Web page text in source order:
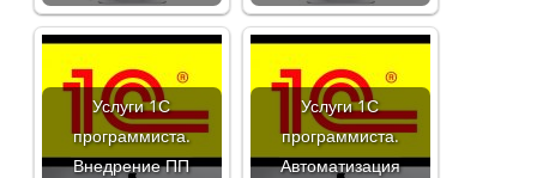
Услуги 1С
программиста.
Внедрение ПП
Услуги 1С
программиста.
Автоматизация